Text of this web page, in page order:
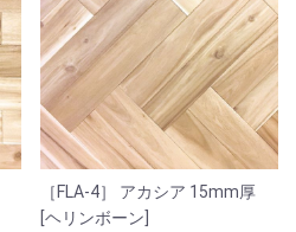
［FLA-4］ アカシア 15mm厚
[ヘリンボーン]